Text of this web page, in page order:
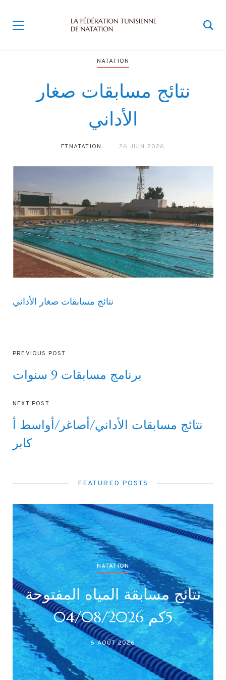
NATATION
نتائج مسابقات صغار
الأداني
FTNATATION 26 JUIN 2026
نتائج مسابقات صغار الأداني
PREVIOUS POST
برنامج مسابقات 9 سنوات
NEXT POST
نتائج مسابقات الأداني/أصاغر/أواسط أ
كابر
FEATURED POSTS
NATATION
نتائج مسابقة المياه المفتوحة
5كم 04/08/2026
6 AOÛT 2026